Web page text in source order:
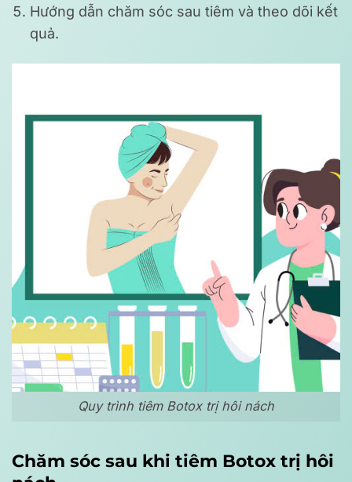
Hướng dẫn chăm sóc sau tiêm và theo dõi kết
quả.
Quy trình tiêm Botox trị hôi nách
Chăm sóc sau khi tiêm Botox trị hôi